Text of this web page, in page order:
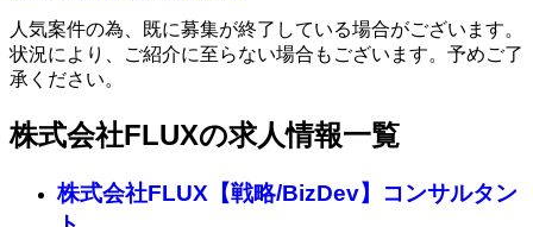
人気案件の為、既に募集が終了している場合がございます。
状況により、ご紹介に至らない場合もございます。予めご了
承ください。
株式会社FLUXの求人情報一覧
株式会社FLUX【戦略/BizDev】コンサルタン